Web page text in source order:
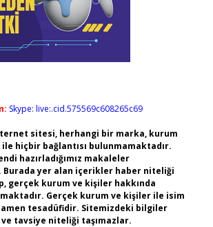
Skype: live:.cid.575569c608265c69
sitesi, herhangi bir marka, kurum
hiçbir bağlantısı bulunmamaktadır.
hazırladığımız makaleler
Burada yer alan içerikler haber niteliği
gerçek kurum ve kişiler hakkında
Gerçek kurum ve kişiler ile isim
tesadüfidir. Sitemizdeki bilgiler
tavsiye niteliği taşımazlar.